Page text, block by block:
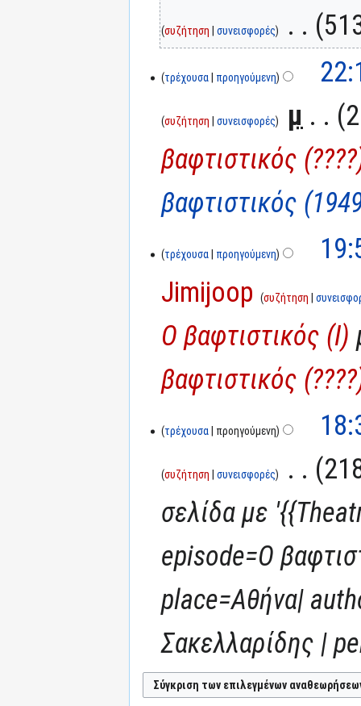
συζήτηση συνεισφορές
τρέχουσα προηγούμενη
συζήτηση συνεισφορές μ
βαφτιστικός
βαφτιστικός
τρέχουσα προηγούμενη
Jimijoop
συζήτηση
Ο βαφτιστικός (I)
βαφτιστικός
τρέχουσα προηγούμενη
συζήτηση συνεισφορές
σελίδα με
episode=Ο
place=Αθήνα|
Σακελλαρίδης |